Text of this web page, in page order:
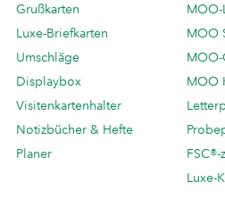
Grußkarten
Luxe-Briefkarten
Umschläge
Displaybox
Visitenkartenhalter
Notizbücher & Hefte
Planer
MOO-
MOO
MOO
Luxe-